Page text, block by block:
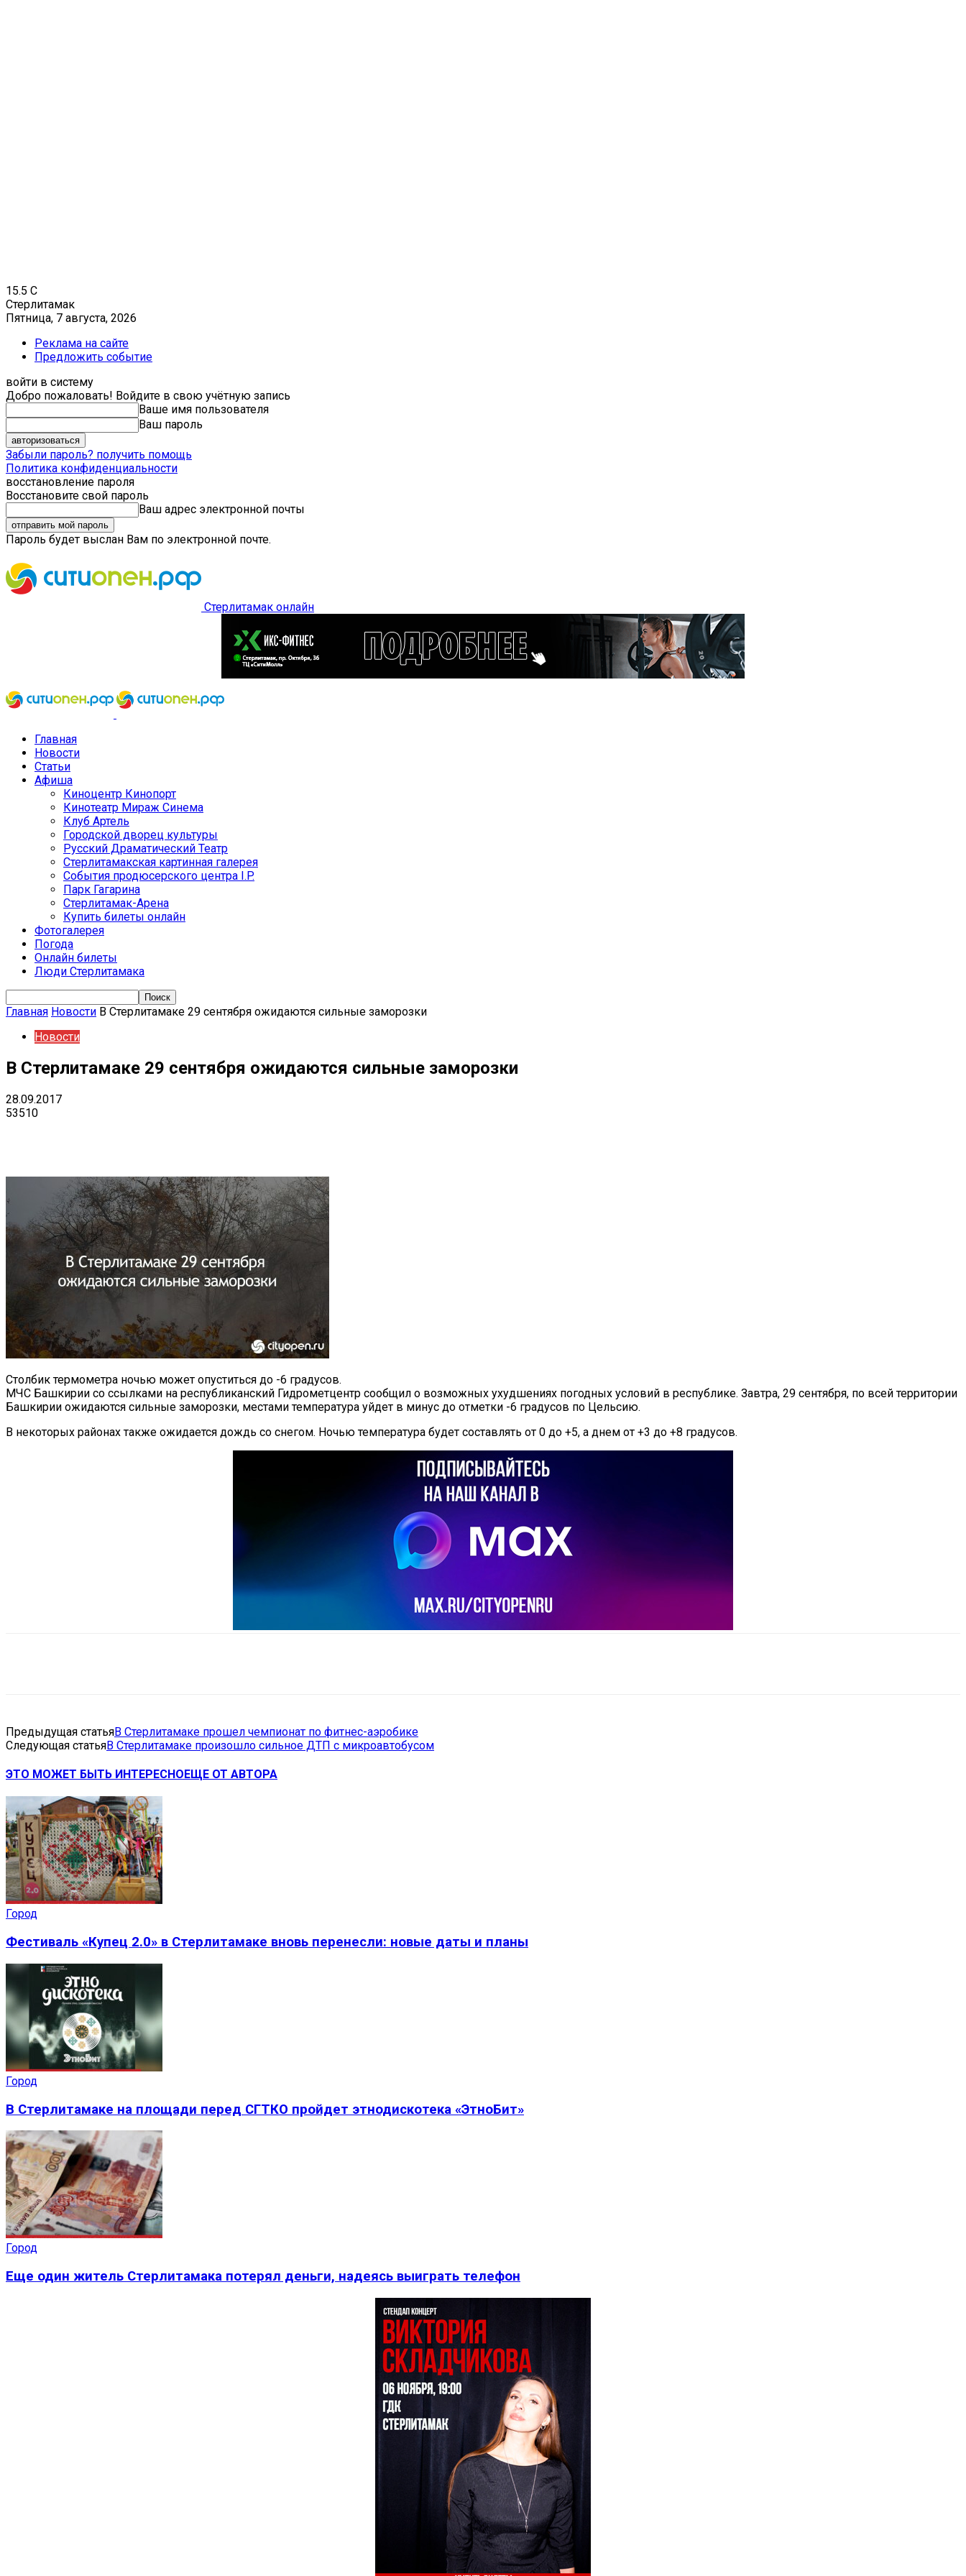
15.5 C
Стерлитамак
Пятница, 7 августа, 2026
Реклама на сайте
Предложить событие
войти в систему
Добро пожаловать! Войдите в свою учётную запись
Ваше имя пользователя
Ваш пароль
Забыли пароль? получить помощь
Политика конфиденциальности
восстановление пароля
Восстановите свой пароль
Ваш адрес электронной почты
Пароль будет выслан Вам по электронной почте.
Стерлитамак онлайн
Главная
Новости
Статьи
Афиша
Киноцентр Кинопорт
Кинотеатр Мираж Синема
Клуб Артель
Городской дворец культуры
Русский Драматический Театр
Стерлитамакская картинная галерея
События продюсерского центра I.P.
Парк Гагарина
Стерлитамак-Арена
Купить билеты онлайн
Фотогалерея
Погода
Онлайн билеты
Люди Стерлитамака
Главная Новости В Стерлитамаке 29 сентября ожидаются сильные заморозки
Новости
В Стерлитамаке 29 сентября ожидаются сильные заморозки
28.09.2017
53510
Столбик термометра ночью может опуститься до -6 градусов.
МЧС Башкирии со ссылками на республиканский Гидрометцентр сообщил о возможных ухудшениях погодных условий в республике. Завтра, 29 сентября, по всей территории
Башкирии ожидаются сильные заморозки, местами температура уйдет в минус до отметки -6 градусов по Цельсию.
В некоторых районах также ожидается дождь со снегом. Ночью температура будет составлять от 0 до +5, а днем от +3 до +8 градусов.
Предыдущая статьяВ Стерлитамаке прошел чемпионат по фитнес-аэробике
Следующая статьяВ Стерлитамаке произошло сильное ДТП с микроавтобусом
ЭТО МОЖЕТ БЫТЬ ИНТЕРЕСНОЕЩЕ ОТ АВТОРА
Город
Фестиваль «Купец 2.0» в Стерлитамаке вновь перенесли: новые даты и планы
Город
В Стерлитамаке на площади перед СГТКО пройдет этнодискотека «ЭтноБит»
Город
Еще один житель Стерлитамака потерял деньги, надеясь выиграть телефон